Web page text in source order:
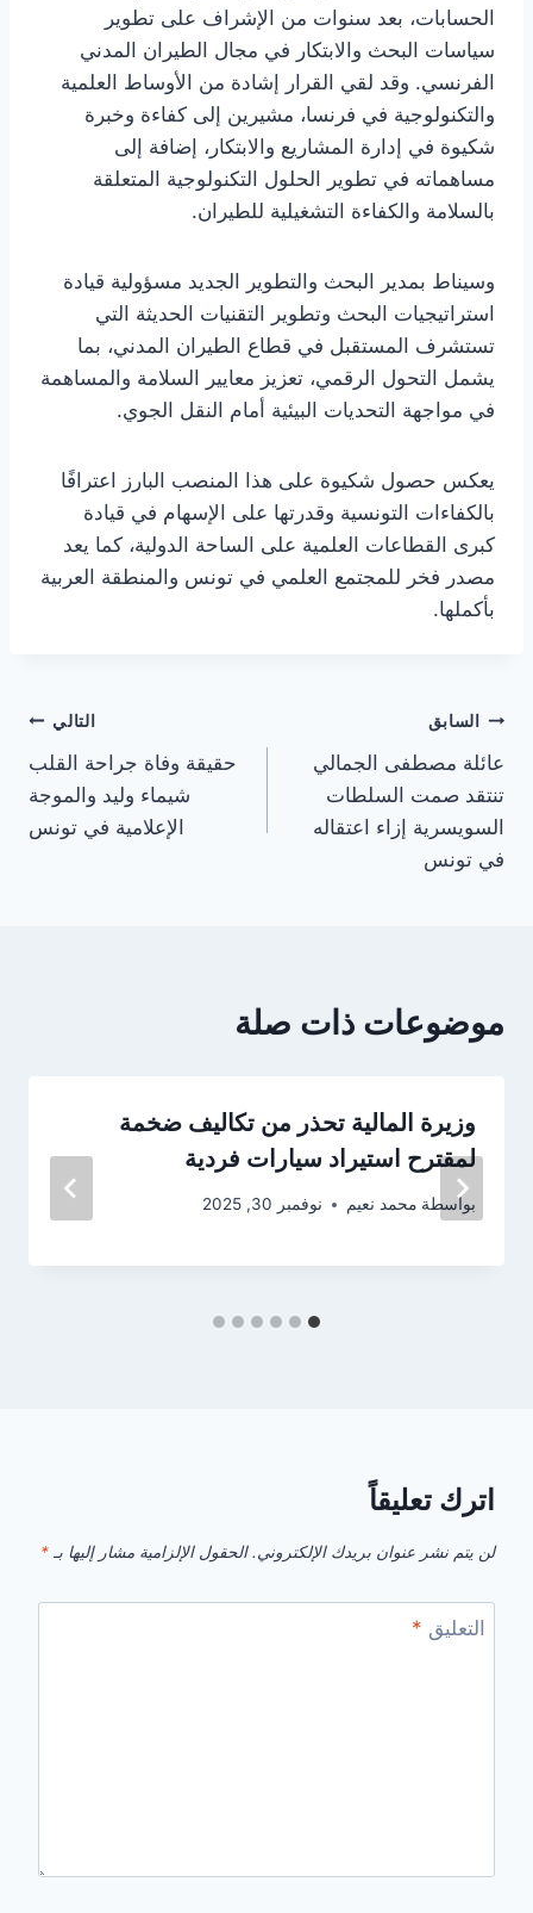
الحسابات، بعد سنوات من الإشراف على تطوير
سياسات البحث والابتكار في مجال الطيران المدني
الفرنسي. وقد لقي القرار إشادة من الأوساط العلمية
والتكنولوجية في فرنسا، مشيرين إلى كفاءة وخبرة
شكيوة في إدارة المشاريع والابتكار، إضافة إلى
مساهماته في تطوير الحلول التكنولوجية المتعلقة
بالسلامة والكفاءة التشغيلية للطيران.
وسيناط بمدير البحث والتطوير الجديد مسؤولية قيادة
استراتيجيات البحث وتطوير التقنيات الحديثة التي
تستشرف المستقبل في قطاع الطيران المدني، بما
يشمل التحول الرقمي، تعزيز معايير السلامة والمساهمة
في مواجهة التحديات البيئية أمام النقل الجوي.
يعكس حصول شكيوة على هذا المنصب البارز اعترافًا
بالكفاءات التونسية وقدرتها على الإسهام في قيادة
كبرى القطاعات العلمية على الساحة الدولية، كما يعد
مصدر فخر للمجتمع العلمي في تونس والمنطقة العربية
بأكملها.
تصفّح
المقالات
السابق
عائلة مصطفى الجمالي
تنتقد صمت السلطات
السويسرية إزاء اعتقاله
في تونس
التالي
حقيقة وفاة جراحة القلب
شيماء وليد والموجة
الإعلامية في تونس
موضوعات ذات صلة
وزيرة المالية تحذر من تكاليف ضخمة
لمقترح استيراد سيارات فردية
بواسطة محمد نعيم نوفمبر 30, 2025
اترك تعليقاً
لن يتم نشر عنوان بريدك الإلكتروني. الحقول الإلزامية مشار إليها بـ *
التعليق *